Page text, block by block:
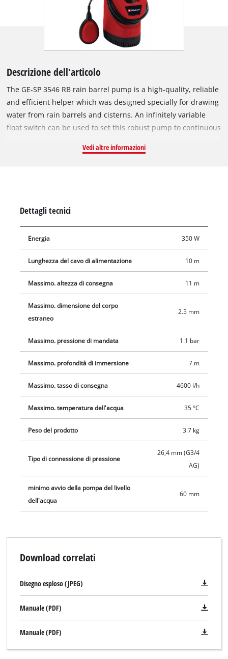
Descrizione dell'articolo
The GE-SP 3546 RB rain barrel pump is a high-quality, reliable
and efficient helper which was designed specially for drawing
water from rain barrels and cisterns. An infinitely variable
float switch can be used to set this robust pump to continuous
pump has a flexible swan-neck with stopcock for individual
the pump extremely robust. It is equipped with a carry-handle
for easy transportation. Thanks to an integrated cable rewind
and storage compartment for extension pipes, the pump and
the wrist.
Vedi altre informazioni
Dettagli tecnici
Energia 350 W
Lunghezza del cavo di alimentazione 10 m
Massimo. altezza di consegna 11 m
Massimo. dimensione del corpo
estraneo
2.5 mm
Massimo. pressione di mandata 1.1 bar
Massimo. profondità di immersione 7 m
Massimo. tasso di consegna 4600 l/h
Massimo. temperatura dell'acqua 35 °C
Peso del prodotto 3.7 kg
Tipo di connessione di pressione
26,4 mm (G3/4
AG)
minimo avvio della pompa del livello
dell'acqua
60 mm
Download correlati
Disegno esploso (JPEG)
Manuale (PDF)
Manuale (PDF)